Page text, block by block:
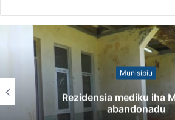
Munisípiu
Rezidensia mediku iha
abandonadu